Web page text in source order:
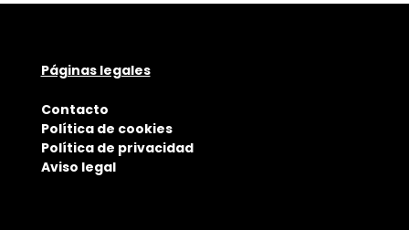
Páginas legales
Contacto
Política de cookies
Política de privacidad
Aviso legal